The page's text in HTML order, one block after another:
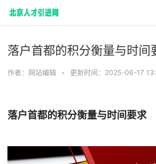
落户首都的积分衡量与时间
作者：网站编辑 • 更新时间：2025-06-17
落户首都的积分衡量与时间要求